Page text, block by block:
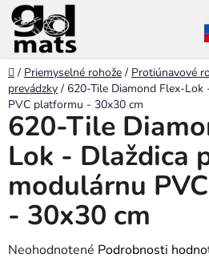
Prejsť
na
obsah
Domov
/ Priemyselné rohože / Protiúnavové
prevádzky / 620-Tile Diamond Flex-Lok
PVC platformu - 30x30 cm
620-Tile
Lok - Dlaždica
modulárnu
- 30x30 cm
Priemerné
Neohodnotené Podrobnosti